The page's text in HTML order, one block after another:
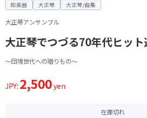
和楽器 大正琴 大正琴/曲集
大正琴アンサンブル
大正琴でつづる70年代ヒット
～団塊世代への贈りもの～
JPY: 2,500yen
在庫切れ